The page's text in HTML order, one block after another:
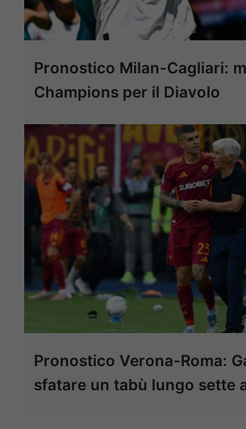
Pronostico Milan-Cagliari:
Champions per il Diavolo
Pronostico Verona-Roma:
sfatare un tabù lungo sette